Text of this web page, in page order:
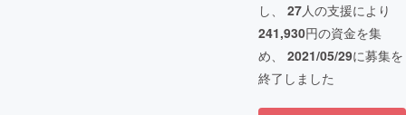
し、 27人の支援により
241,930円の資金を集
め、 2021/05/29に募集を
終了しました